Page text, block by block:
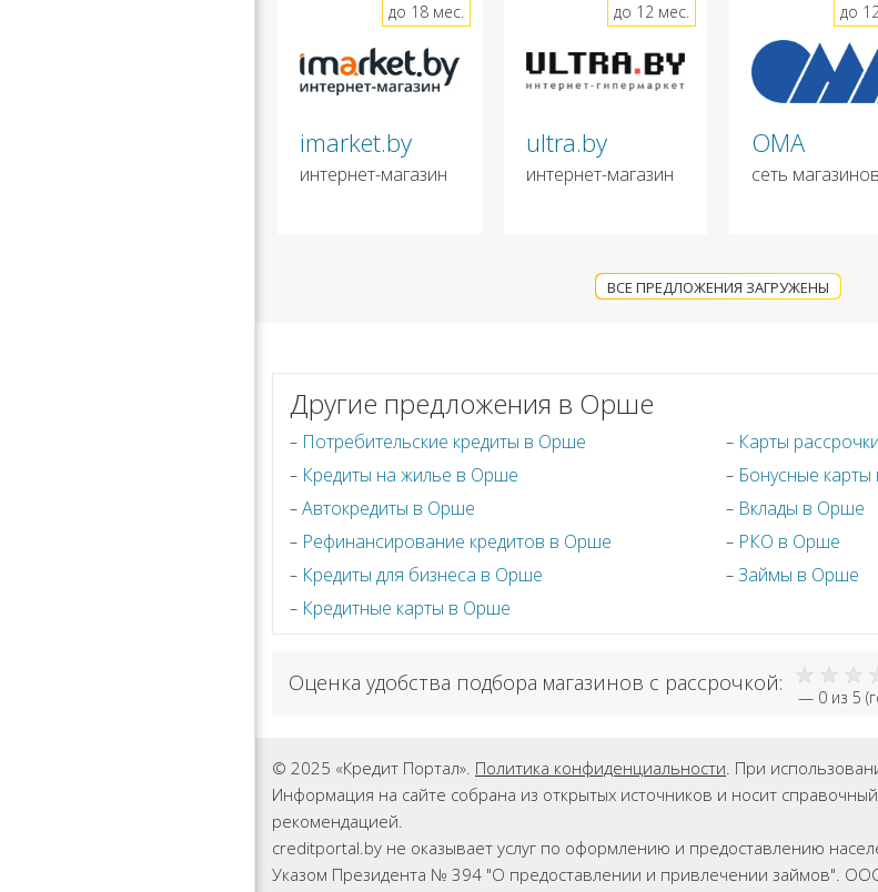
imarket.by
интернет-магазин
до 18 мес.
ultra.by
интернет-магазин
до 12 мес.
ОМА
сеть магазинов
до
ВСЕ ПРЕДЛОЖЕНИЯ ЗАГРУЖЕНЫ
Другие предложения в Орше
Потребительские кредиты в Орше
Кредиты на жилье в Орше
Автокредиты в Орше
Рефинансирование кредитов в Орше
Кредиты для бизнеса в Орше
Кредитные карты в Орше
Карты
Бонусные
Вклады в Орше
РКО в Орше
Займы в Орше
Оценка удобства подбора магазинов с рассрочкой:
— 0 из 5
© 2025 «Кредит Портал». Политика конфиденциальности . При
Информация на сайте собрана из открытых источников и носит
рекомендацией.
creditportal.by не оказывает услуг по оформлению и предоставлению
Указом Президента № 394 "О предоставлении и привлечении займов".